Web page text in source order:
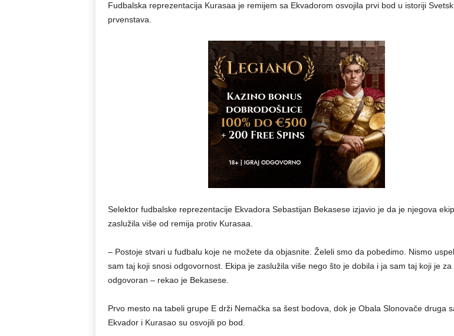
Fudbalska reprezentacija Kurasaa je remijem sa Ekvadorom osvojila prvi bod u istoriji
prvenstava.
Selektor fudbalske reprezentacije Ekvadora Sebastijan Bekasese izjavio je da je njegova
zaslužila više od remija protiv Kurasaa.
– Postoje stvari u fudbalu koje ne možete da objasnite. Želeli smo da pobedimo. Nismo
sam taj koji snosi odgovornost. Ekipa je zaslužila više nego što je dobila i ja sam taj koji je za
odgovoran – rekao je Bekasese.
Prvo mesto na tabeli grupe E drži Nemačka sa šest bodova, dok je Obala Slonovače druga
Ekvador i Kurasao su osvojili po bod.